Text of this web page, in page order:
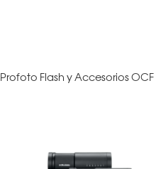
Profoto Flash y Accesorios OCF